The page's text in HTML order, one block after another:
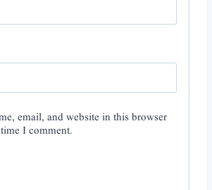
email, and website in this browser
I comment.